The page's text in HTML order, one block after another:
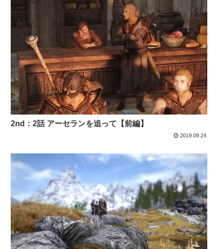
2nd：2話 アーセランを追って【前編】
2019.09.24